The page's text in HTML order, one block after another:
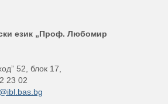
език „Проф. Любомир
52, блок 17,
23 02